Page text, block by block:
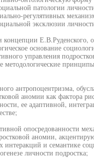
патологии
регулятивных
эксклюзии
концепции Е.В.Руденского,
основание
управления
методологические
антропоцентризма,
аномии как фактора
ее адаптивной,
опосредованности
аномии,
интеракций и семантике
личности подростка;